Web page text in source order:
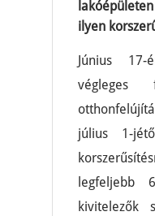
ilyen
Június
július 1-
kivitelezők